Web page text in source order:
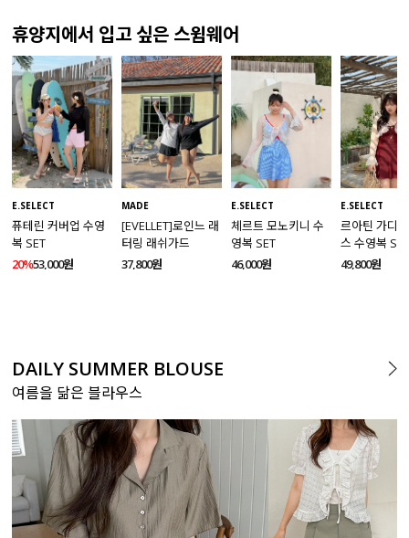
휴양지에서 입고 싶은 스윔웨어
E.SELECT
퓨테린 커버업 수영
복 SET
20%53,000원
MADE
[EVELLET]로인느 래
터링 래쉬가드
37,800원
E.SELECT
체르트 모노키니 수
영복 SET
46,000원
E.SELECT
르아틴 가디
스 수영복
49,800원
DAILY SUMMER BLOUSE
여름을 닮은 블라우스